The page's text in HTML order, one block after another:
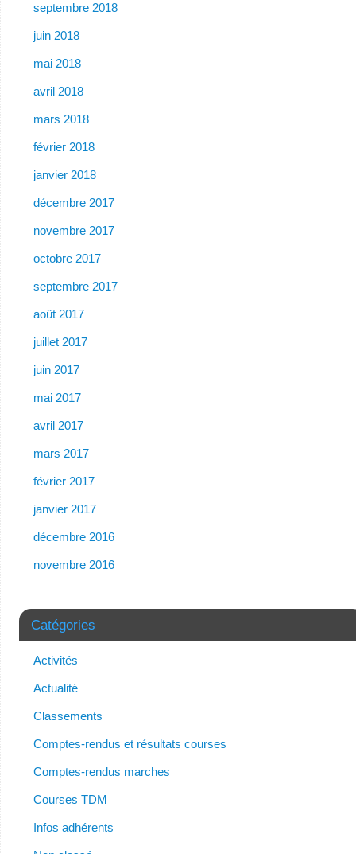
septembre 2018
juin 2018
mai 2018
avril 2018
mars 2018
février 2018
janvier 2018
décembre 2017
novembre 2017
octobre 2017
septembre 2017
août 2017
juillet 2017
juin 2017
mai 2017
avril 2017
mars 2017
février 2017
janvier 2017
décembre 2016
novembre 2016
Catégories
Activités
Actualité
Classements
Comptes-rendus et résultats courses
Comptes-rendus marches
Courses TDM
Infos adhérents